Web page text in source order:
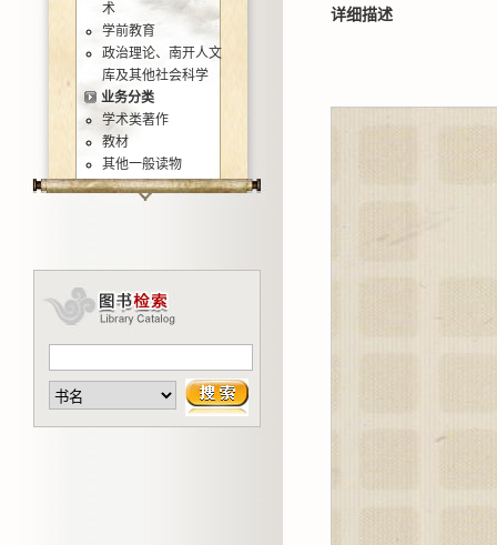
术
学前教育
政治理论、南开人文
库及其他社会科学
业务分类
学术类著作
教材
其他一般读物
详细描述